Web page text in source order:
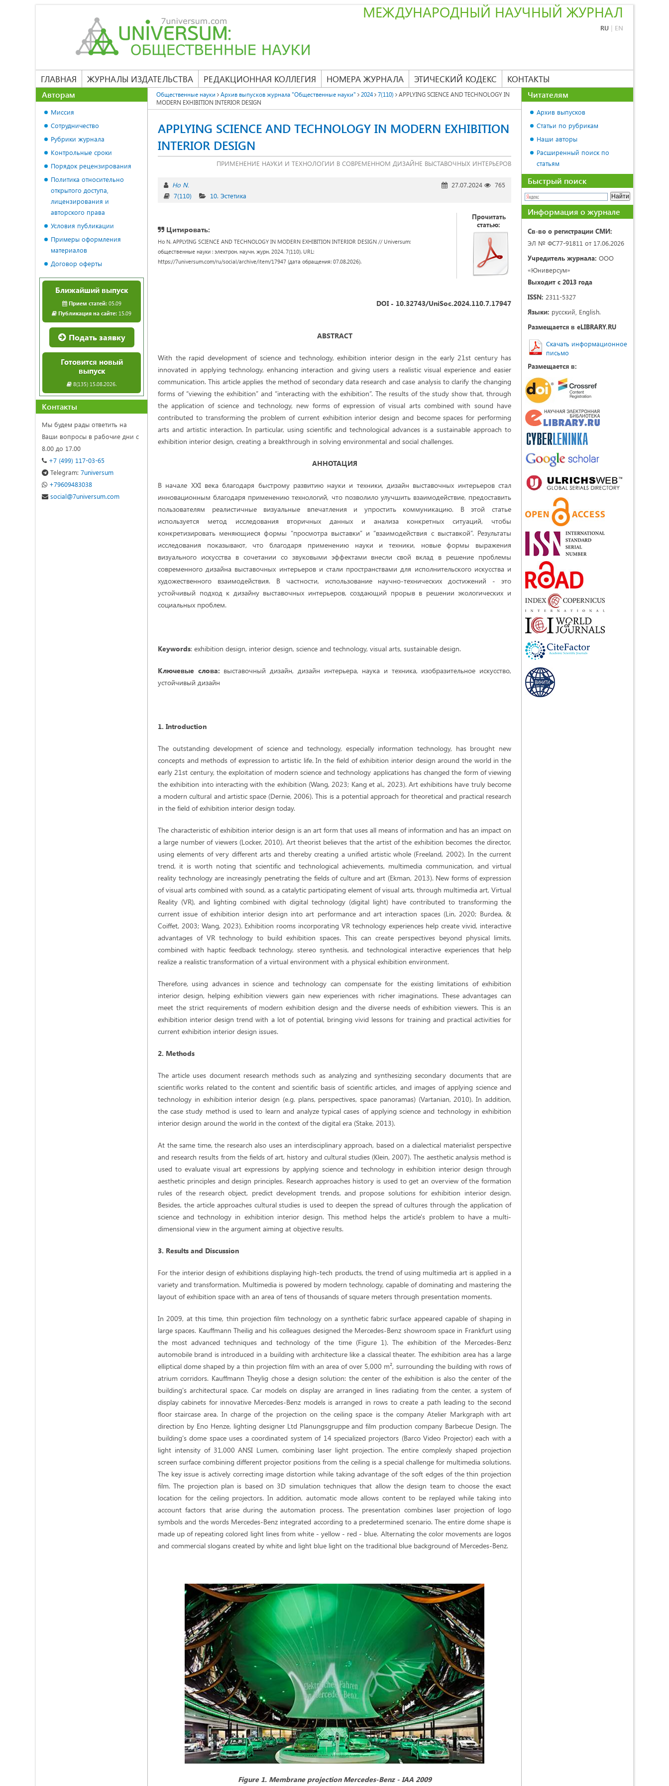
МЕЖДУНАРОДНЫЙ НАУЧНЫЙ ЖУРНАЛ
RU | EN
ГЛАВНАЯ ЖУРНАЛЫ ИЗДАТЕЛЬСТВА РЕДАКЦИОННАЯ КОЛЛЕГИЯ НОМЕРА ЖУРНАЛА ЭТИЧЕСКИЙ КОДЕКС КОНТАКТЫ
Общественные науки Архив выпусков журнала "Общественные науки" 2024 7(110)
APPLYING SCIENCE AND TECHNOLOGY IN
MODERN EXHIBITION INTERIOR DESIGN
APPLYING SCIENCE AND TECHNOLOGY IN MODERN EXHIBITION
INTERIOR DESIGN
ПРИМЕНЕНИЕ НАУКИ И ТЕХНОЛОГИИ В СОВРЕМЕННОМ ДИЗАЙНЕ ВЫСТАВОЧНЫХ ИНТЕРЬЕРОВ
Ho N. 27.07.2024
765
7(110)
10. Эстетика
Цитировать:
Ho N. APPLYING SCIENCE AND TECHNOLOGY IN MODERN EXHIBITION INTERIOR DESIGN // Universum:
общественные науки : электрон. научн. журн. 2024. 7(110). URL:
https://7universum.com/ru/social/archive/item/17947 (дата обращения: 07.08.2026).
Прочитать
статью:
DOI - 10.32743/UniSoc.2024.110.7.17947
ABSTRACT
With the rapid development of science and technology, exhibition interior design in the early 21st century has
innovated in applying technology, enhancing interaction and giving users a realistic visual experience and easier
communication. This article applies the method of secondary data research and case analysis to clarify the changing
forms of “viewing the exhibition” and “interacting with the exhibition”. The results of the study show that, through
the application of science and technology, new forms of expression of visual arts combined with sound have
contributed to transforming the problem of current exhibition interior design and become spaces for performing
arts and artistic interaction. In particular, using scientific and technological advances is a sustainable approach to
exhibition interior design, creating a breakthrough in solving environmental and social challenges.
АННОТАЦИЯ
В начале XXI века благодаря быстрому развитию науки и техники, дизайн выставочных интерьеров стал
инновационным благодаря применению технологий, что позволило улучшить взаимодействие, предоставить
пользователям реалистичные визуальные впечатления и упростить коммуникацию. В этой статье
используется метод исследования вторичных данных и анализа конкретных ситуаций, чтобы
конкретизировать меняющиеся формы “просмотра выставки” и “взаимодействия с выставкой”. Результаты
исследования показывают, что благодаря применению науки и техники, новые формы выражения
визуального искусства в сочетании со звуковыми эффектами внесли свой вклад в решение проблемы
современного дизайна выставочных интерьеров и стали пространствами для исполнительского искусства и
художественного взаимодействия. В частности, использование научно-технических достижений - это
устойчивый подход к дизайну выставочных интерьеров, создающий прорыв в решении экологических и
социальных проблем.
Keywords: exhibition design, interior design, science and technology, visual arts, sustainable design.
Ключевые слова: выставочный дизайн, дизайн интерьера, наука и техника, изобразительное искусство,
устойчивый дизайн
1. Introduction
The outstanding development of science and technology, especially information technology, has brought new
concepts and methods of expression to artistic life. In the field of exhibition interior design around the world in the
early 21st century, the exploitation of modern science and technology applications has changed the form of viewing
the exhibition into interacting with the exhibition (Wang, 2023; Kang et al., 2023). Art exhibitions have truly become
a modern cultural and artistic space (Dernie, 2006). This is a potential approach for theoretical and practical research
in the field of exhibition interior design today.
The characteristic of exhibition interior design is an art form that uses all means of information and has an impact on
a large number of viewers (Locker, 2010). Art theorist believes that the artist of the exhibition becomes the director,
using elements of very different arts and thereby creating a unified artistic whole (Freeland, 2002). In the current
trend, it is worth noting that scientific and technological achievements, multimedia communication, and virtual
reality technology are increasingly penetrating the fields of culture and art (Ekman, 2013). New forms of expression
of visual arts combined with sound, as a catalytic participating element of visual arts, through multimedia art, Virtual
Reality (VR), and lighting combined with digital technology (digital light) have contributed to transforming the
current issue of exhibition interior design into art performance and art interaction spaces (Lin, 2020; Burdea, &
Coiffet, 2003; Wang, 2023). Exhibition rooms incorporating VR technology experiences help create vivid, interactive
advantages of VR technology to build exhibition spaces. This can create perspectives beyond physical limits,
combined with haptic feedback technology, stereo synthesis, and technological interactive experiences that help
realize a realistic transformation of a virtual environment with a physical exhibition environment.
Therefore, using advances in science and technology can compensate for the existing limitations of exhibition
interior design, helping exhibition viewers gain new experiences with richer imaginations. These advantages can
meet the strict requirements of modern exhibition design and the diverse needs of exhibition viewers. This is an
exhibition interior design trend with a lot of potential, bringing vivid lessons for training and practical activities for
current exhibition interior design issues.
2. Methods
The article uses document research methods such as analyzing and synthesizing secondary documents that are
scientific works related to the content and scientific basis of scientific articles, and images of applying science and
technology in exhibition interior design (e.g. plans, perspectives, space panoramas) (Vartanian, 2010). In addition,
the case study method is used to learn and analyze typical cases of applying science and technology in exhibition
interior design around the world in the context of the digital era (Stake, 2013).
At the same time, the research also uses an interdisciplinary approach, based on a dialectical materialist perspective
and research results from the fields of art, history and cultural studies (Klein, 2007). The aesthetic analysis method is
used to evaluate visual art expressions by applying science and technology in exhibition interior design through
aesthetic principles and design principles. Research approaches history is used to get an overview of the formation
rules of the research object, predict development trends, and propose solutions for exhibition interior design.
Besides, the article approaches cultural studies is used to deepen the spread of cultures through the application of
science and technology in exhibition interior design. This method helps the article's problem to have a multi-
dimensional view in the argument aiming at objective results.
3. Results and Discussion
For the interior design of exhibitions displaying high-tech products, the trend of using multimedia art is applied in a
variety and transformation. Multimedia is powered by modern technology, capable of dominating and mastering the
layout of exhibition space with an area of tens of thousands of square meters through presentation moments.
In 2009, at this time, thin projection film technology on a synthetic fabric surface appeared capable of shaping in
large spaces. Kauffmann Theilig and his colleagues designed the Mercedes-Benz showroom space in Frankfurt using
the most advanced techniques and technology of the time (Figure 1). The exhibition of the Mercedes-Benz
automobile brand is introduced in a building with architecture like a classical theater. The exhibition area has a large
elliptical dome shaped by a thin projection film with an area of over 5,000 m², surrounding the building with rows of
atrium corridors. Kauffmann Theylig chose a design solution: the center of the exhibition is also the center of the
building's architectural space. Car models on display are arranged in lines radiating from the center, a system of
display cabinets for innovative Mercedes-Benz models is arranged in rows to create a path leading to the second
floor staircase area. In charge of the projection on the ceiling space is the company Atelier Markgraph with art
direction by Eno Henze, lighting designer Ltd Planungsgruppe and film production company Barbecue Design. The
building's dome space uses a coordinated system of 14 specialized projectors (Barco Video Projector) each with a
light intensity of 31,000 ANSI Lumen, combining laser light projection. The entire complexly shaped projection
screen surface combining different projector positions from the ceiling is a special challenge for multimedia solutions.
The key issue is actively correcting image distortion while taking advantage of the soft edges of the thin projection
film. The projection plan is based on 3D simulation techniques that allow the design team to choose the exact
location for the ceiling projectors. In addition, automatic mode allows content to be replayed while taking into
account factors that arise during the automation process. The presentation combines laser projection of logo
symbols and the words Mercedes-Benz integrated according to a predetermined scenario. The entire dome shape is
made up of repeating colored light lines from white - yellow - red - blue. Alternating the color movements are logos
and commercial slogans created by white and light blue light on the traditional blue background of Mercedes-Benz.
Figure 1. Membrane projection Mercedes-Benz - IAA 2009
Авторам
Миссия
Сотрудничество
Рубрики журнала
Контрольные сроки
Порядок рецензирования
Политика относительно
открытого доступа,
лицензирования и
авторского права
Условия публикации
Примеры оформления
материалов
Договор оферты
Ближайший выпуск
Прием статей:05.09
Публикация на сайте: 15.09
Подать заявку
Готовится новый
выпуск
8(135) 15.08.2026.
Контакты
Мы будем рады ответить на
Ваши вопросы в рабочие дни с
8.00 до 17.00
+7 (499) 117-03-65
Telegram: 7universum
+79609483038
social@7universum.com
Читателям
Архив выпусков
Статьи по рубрикам
Наши авторы
Расширенный поиск по
статьям
Быстрый поиск
Информация о журнале
Св-во о регистрации СМИ:
ЭЛ № ФС77-91811 от 17.06.2026
Учредитель журнала: ООО
«Юниверсум»
Выходит с 2013 года
ISSN: 2311-5327
Языки: русский, English.
Размещается в eLIBRARY.RU
Скачать информационное
письмо
Размещается в: